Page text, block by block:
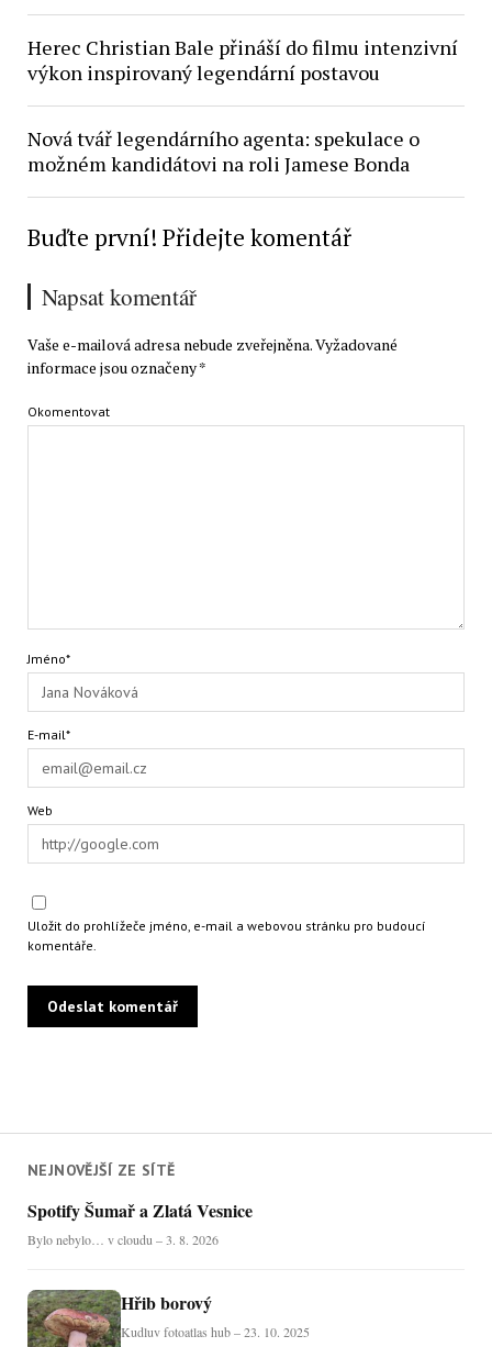
NEJNOVĚJŠÍ ZE SÍTĚ
Spotify Šumař a Zlatá Vesnice
Bylo nebylo… v cloudu – 3. 8. 2026
Hřib borový
Kudluv fotoatlas hub – 23. 10. 2025
Herec Christian Bale přináší do filmu intenzivní
výkon inspirovaný legendární postavou
Nová tvář legendárního agenta: spekulace o
možném kandidátovi na roli Jamese Bonda
Buďte první! Přidejte komentář
Napsat komentář
Vaše e-mailová adresa nebude zveřejněna.Vyžadované
informace jsou označeny*
Okomentovat
Jméno*
E-mail*
Web
Uložit do prohlížeče jméno, e-mail a webovou stránku pro budoucí
komentáře.